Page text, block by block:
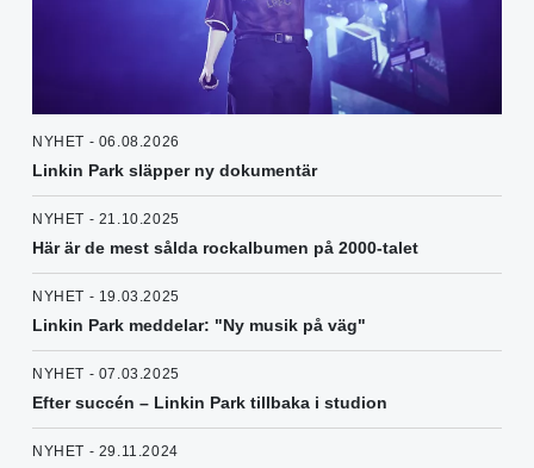
NYHET - 06.08.2026
Linkin Park släpper ny dokumentär
NYHET - 21.10.2025
Här är de mest sålda rockalbumen på 2000-talet
NYHET - 19.03.2025
Linkin Park meddelar: "Ny musik på väg"
NYHET - 07.03.2025
Efter succén – Linkin Park tillbaka i studion
NYHET - 29.11.2024